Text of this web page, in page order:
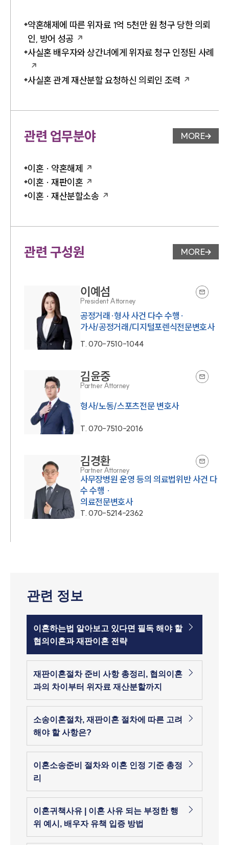
약혼해제에 따른 위자료 1억 5천만 원 청구 당한 의뢰
인, 방어 성공
사실혼 배우자와 상간녀에게 위자료 청구 인정된 사례
사실혼 관계 재산분할 요청하신 의뢰인 조력
관련 업무분야 업무분야
MORE
이혼 · 약혼해제
이혼 · 재판이혼
이혼 · 재산분할소송
관련 구성원 변호사 페
MORE
이예섬
President Attorney
공정거래·형사 사건 다수 수행·
가사/공정거래/디지털포렌식전문변호사
T.070-7510-1044
김윤중
Partner Attorney
형사/노동/스포츠전문 변호사
T.070-7510-2016
김경환
Partner Attorney
사무장병원 운영 등의 의료법위반 사건 다
수 수행 ·
의료전문변호사
T.070-5214-2362
관련 정보
이혼하는법 알아보고 있다면 필독 해야 할
협의이혼과 재판이혼 전략
재판이혼절차 준비 사항 총정리, 협의이혼
과의 차이부터 위자료 재산분할까지
소송이혼절차, 재판이혼 절차에 따른 고려
해야 할 사항은?
이혼소송준비 절차와 이혼 인정 기준 총정
리
이혼귀책사유 | 이혼 사유 되는 부정한 행
위 예시, 배우자 유책 입증 방법